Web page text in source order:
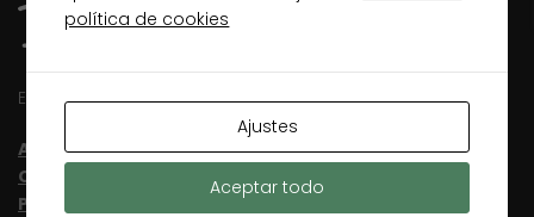
Especialistas inmobiliarios en Lugo desde 2003
Aviso Legal
Condiciones de uso
Política de Privacidad
política de cookies
Ajustes
Aceptar todo